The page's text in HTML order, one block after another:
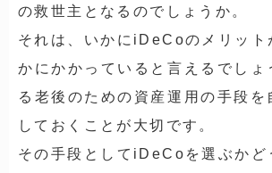
の救世主となるのでしょうか。
それは、いかにiDeCoのメリット
かにかかっていると言えるでしょ
る老後のための資産運用の手段を
しておくことが大切です。
その手段としてiDeCoを選ぶかど